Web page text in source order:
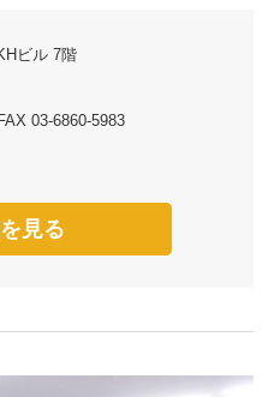
ビル 7階
03-6860-5983
見る